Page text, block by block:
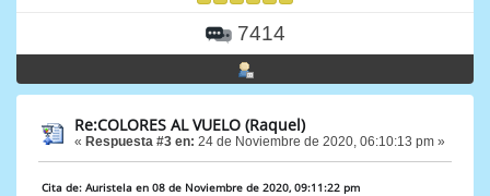
7414
Re:COLORES AL VUELO (Raquel)
« Respuesta #3 en: 24 de Noviembre de 2020, 06:10:13 pm »
Cita de: Auristela en 08 de Noviembre de 2020, 09:11:22 pm